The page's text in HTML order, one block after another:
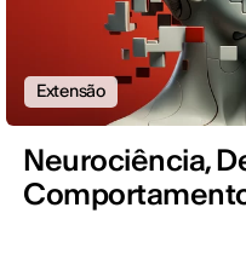
Extensão
Neurociência,